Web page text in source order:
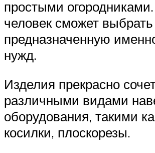
простыми
человек сможет
предназначенную
нужд.
Изделия прекрасно
различными видами
оборудования, такими
косилки, плоскорезы.